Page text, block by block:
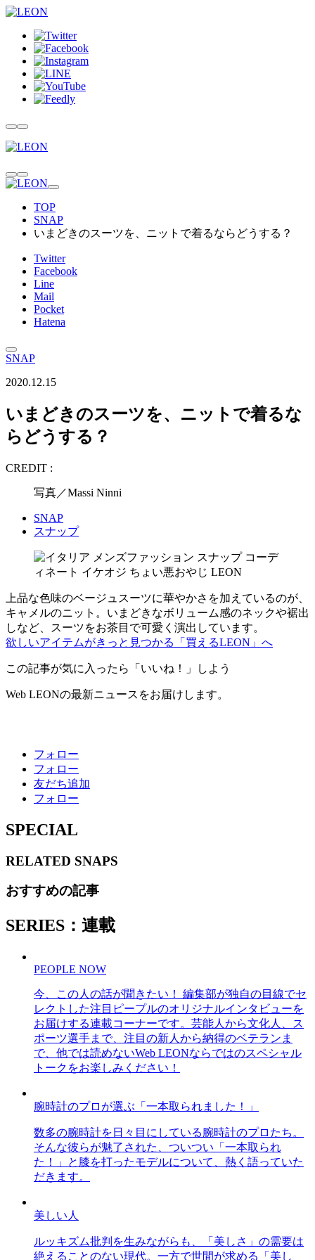
TOP
SNAP
いまどきのスーツを、ニットで着るならどうする？
Twitter
Facebook
Line
Mail
Pocket
Hatena
SNAP
2020.12.15
いまどきのスーツを、ニットで着るな
らどうする？
CREDIT :
写真／Massi Ninni
SNAP
スナップ
上品な色味のベージュスーツに華やかさを加えているのが、
キャメルのニット。いまどきなボリューム感のネックや裾出
しなど、スーツをお茶目で可愛く演出しています。
欲しいアイテムがきっと見つかる「買えるLEON」へ
この記事が気に入ったら「いいね！」しよう
Web LEONの最新ニュースをお届けします。
フォロー
フォロー
友だち追加
フォロー
SPECIAL
RELATED SNAPS
おすすめの記事
SERIES：連載
PEOPLE NOW
今、この人の話が聞きたい！ 編集部が独自の目線でセ
レクトした注目ピープルのオリジナルインタビューを
お届けする連載コーナーです。芸能人から文化人、ス
ポーツ選手まで、注目の新人から納得のベテランま
で、他では読めないWeb LEONならではのスペシャル
トークをお楽しみください！
腕時計のプロが選ぶ「一本取られました！」
数多の腕時計を日々目にしている腕時計のプロたち。
そんな彼らが魅了された、ついつい「一本取られ
た！」と膝を打ったモデルについて、熱く語っていた
だきます。
美しい人
ルッキズム批判を生みながらも、「美しさ」の需要は
絶えることのない現代。一方で世間が求める「美し